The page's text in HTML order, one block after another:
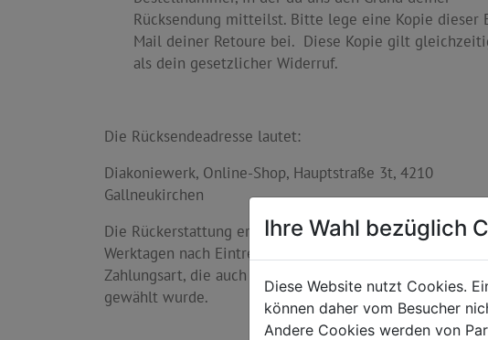
Rücksendung mitteilst. Bitte lege eine Kopie dieser
Mail deiner Retoure bei. Diese Kopie gilt
als dein gesetzlicher Widerruf.
Die Rücksendeadresse lautet:
Diakoniewerk, Online-Shop, Hauptstraße 3t, 4210
Gallneukirchen
Die Rückerstattung erfolgt üblicherweise innerhalb von
Werktagen nach Eintreffen deines Retourenpakets über die
Zahlungsart, die auch zur Zahlung der Bestellung von dir
gewählt wurde.
Ihre Wahl bezüglich
Diese Website nutzt Cookies.
können daher vom Besucher
Andere Cookies werden von